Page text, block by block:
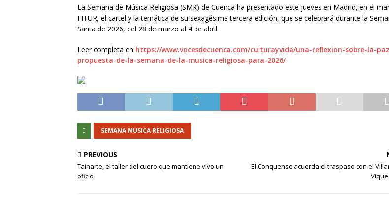
La Semana de Música Religiosa (SMR) de Cuenca ha presentado este jueves en Madrid, en el
FITUR, el cartel y la temática de su sexagésima tercera edición, que se celebrará durante la
Santa de 2026, del 28 de marzo al 4 de abril.
Leer completa en https://www.vocesdecuenca.com/culturayvida/una-reflexion-sobre-la-
propuesta-de-la-semana-de-la-musica-religiosa-para-2026/
SEMANA MUSICA RELIGIOSA
PREVIOUS
Tainarte, el taller del cuero que mantiene vivo un
oficio
El Conquense acuerda el traspaso con el